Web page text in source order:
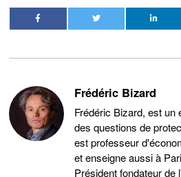
Frédéric Bizard
Frédéric Bizard, est
des questions de
est professeur
et enseigne aussi à
Président fondateur de